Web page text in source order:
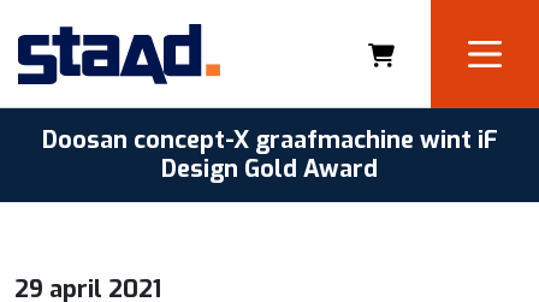
Doosan concept-X graafmachine wint iF
Design Gold Award
29 april 2021